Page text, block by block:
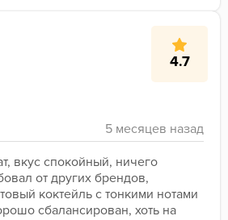
4.7
вкус спокойный, ничего
от других брендов,
коктейль с тонкими нотами
сбалансирован, хоть на